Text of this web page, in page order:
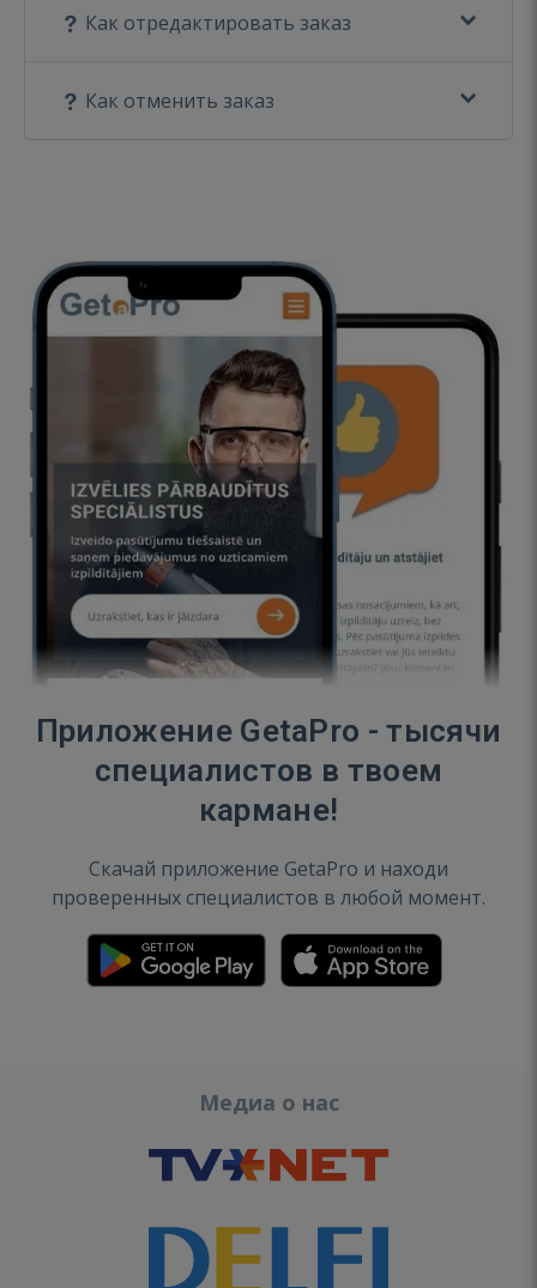
Как отредактировать заказ
Как отменить заказ
Приложение GetaPro - тысячи
специалистов в твоем
кармане!
Скачай приложение GetaPro и находи
проверенных специалистов в любой момент.
Медиа о нас